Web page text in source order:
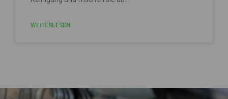
WEITERLESEN